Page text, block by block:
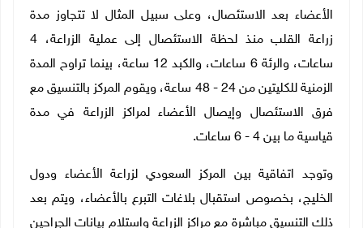
الأعضاء بعد الاستئصال، وعلى سبيل المثال لا تتجاوز مدة
زراعة القلب منذ لحظة الاستئصال إلى عملية الزراعة، 4
ساعات، والرئة 6 ساعات، والكبد 12 ساعة، بينما تراوح المدة
الزمنية للكليتين من 24 - 48 ساعة، ويقوم المركز بالتنسيق مع
فرق الاستئصال وإيصال الأعضاء لمراكز الزراعة في مدة
قياسية ما بين 4 - 6 ساعات.
وتوجد اتفاقية بين المركز السعودي لزراعة الأعضاء ودول
الخليج، بخصوص استقبال بلاغات التبرع بالأعضاء، ويتم بعد
ذلك التنسيق مباشرة مع مراكز الزراعة واستلام بيانات الجراحين